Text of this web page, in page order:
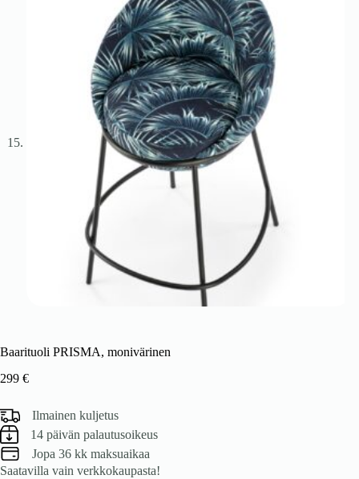
Baarituoli PRISMA, monivärinen
299 €
Ilmainen kuljetus
14 päivän palautusoikeus
Jopa 36 kk maksuaikaa
Saatavilla vain verkkokaupasta!